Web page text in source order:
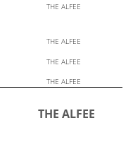
THE ALFEE
THE ALFEE
THE ALFEE
THE ALFEE
THE ALFEE